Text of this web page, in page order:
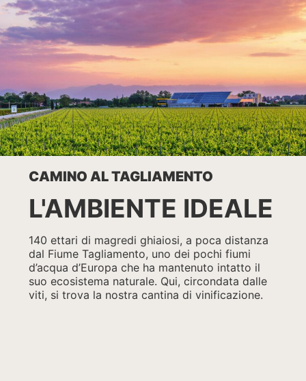
CAMINO AL TAGLIAMENTO
L'AMBIENTE IDEALE
140 ettari di magredi ghiaiosi, a poca distanza
dal Fiume Tagliamento, uno dei pochi fiumi
d’acqua d’Europa che ha mantenuto intatto il
suo ecosistema naturale. Qui, circondata dalle
viti, si trova la nostra cantina di vinificazione.